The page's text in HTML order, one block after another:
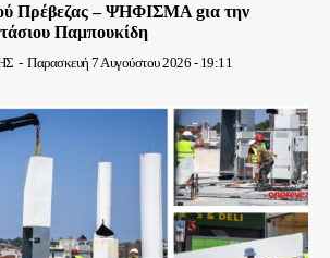
Πρέβεζας – ΨΗΦΙΣΜΑ gια την
Παμπουκίδη
- Παρασκευή 7 Αυγούστου 2026 - 19:11